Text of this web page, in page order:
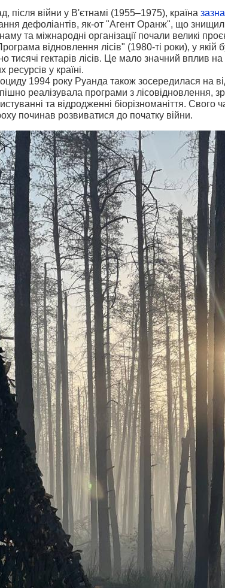
після війни у В'єтнамі (1955–1975), країна
дефоліантів, як-от "Агент Оранж", що
та міжнародні організації почали великі
відновлення лісів" (1980-ті роки), у
тисячі гектарів лісів. Це мало значний вплив
ресурсів у країні.
1994 року Руанда також зосередилася на
реалізувала програми з лісовідновлення,
та відродженні біорізноманіття. Свого
починав розвиватися до початку війни.